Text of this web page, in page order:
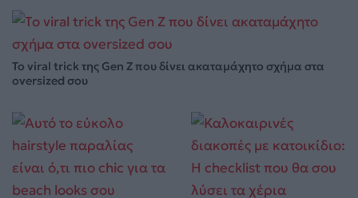
Το viral trick της Gen Z που δίνει ακαταμάχητο σχήμα στα
oversized σου